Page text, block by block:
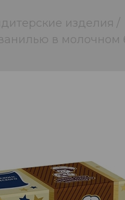
изделия
в молочном